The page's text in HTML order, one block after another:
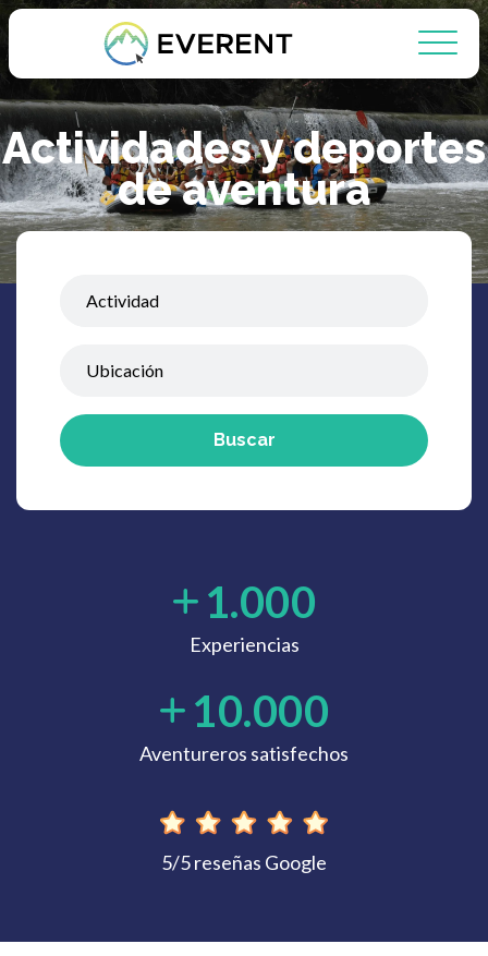
Actividades y deportes
de aventura
Buscar
1.000
Experiencias
10.000
Aventureros satisfechos
5/5 reseñas Google